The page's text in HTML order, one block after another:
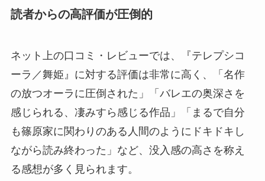
読者からの高評価が圧倒的
ネット上の口コミ・レビューでは、『テレプシコ
ーラ／舞姫』に対する評価は非常に高く、「名作
の放つオーラに圧倒された」「バレエの奥深さを
感じられる、凄みすら感じる作品」「まるで自分
も篠原家に関わりのある人間のようにドキドキし
ながら読み終わった」など、没入感の高さを称え
る感想が多く見られます。